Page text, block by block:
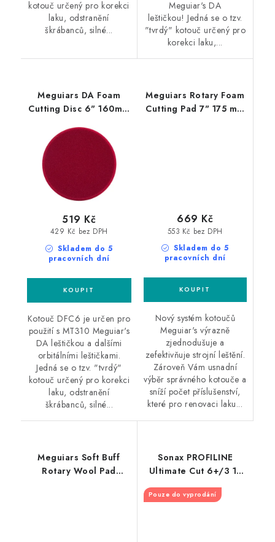
kotouč určený pro korekci
laku, odstranění
škrábanců, silné...
Meguiar's DA
leštičkou! Jedná se o tzv.
"tvrdý" kotouč určený pro
korekci laku,...
Meguiars DA Foam
Cutting Disc 6" 160mm
lešticí kotouč pro DA
Skladem do 5
pracovních dní
429 Kč bez DPH
519 Kč
Kotouč DFC6 je určen pro
použití s MT310 Meguiar's
DA leštičkou a dalšími
orbitálními leštičkami.
Jedná se o tzv. "tvrdý"
kotouč určený pro korekci
laku, odstranění
škrábanců, silné...
Meguiars Rotary Foam
Cutting Pad 7" 175 mm
Skladem do 5
pracovních dní
553 Kč bez DPH
669 Kč
Nový systém kotoučů
Meguiar's výrazně
zjednodušuje a
zefektivňuje strojní leštění.
Zároveň Vám usnadní
výběr správného kotouče a
sníží počet příslušenství,
které pro renovaci laku...
Meguiars Soft Buff
Rotary Wool Pad
Sonax PROFILINE
Ultimate Cut 6+/3 1L
silná leštící pasta
Pouze do vyprodání